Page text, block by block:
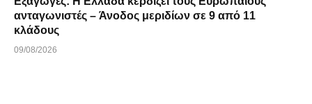
ανταγωνιστές – Άνοδος μεριδίων σε 9 από 11
κλάδους
09/08/2026